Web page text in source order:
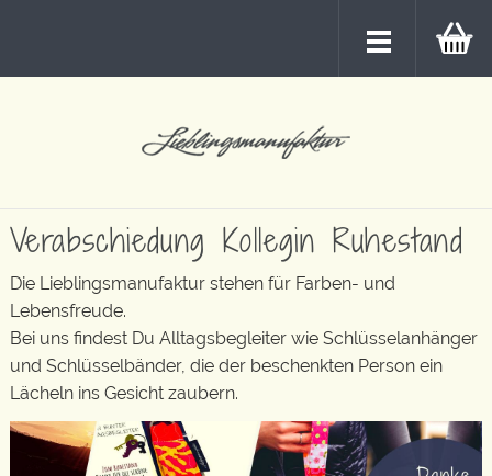
Verabschiedung Kollegin Ruhestand
Die Lieblingsmanufaktur stehen für Farben- und
Lebensfreude.
Bei uns findest Du Alltagsbegleiter wie Schlüsselanhänger
und Schlüsselbänder, die der beschenkten Person ein
Lächeln ins Gesicht zaubern.